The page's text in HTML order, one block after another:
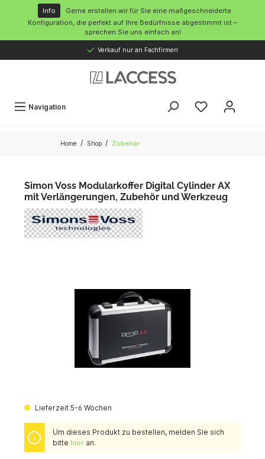
springen
Info
Gerne erstellen wir für Sie eine maßgeschneiderte
Konfiguration, die perfekt auf Ihre Bedürfnisse abgestimmt ist –
sprechen Sie uns einfach an!
Verkauf nur an Fachfirmen
Navigation
Home / Shop / Zubehör
Simon Voss Modularkoffer Digital Cylinder AX
mit Verlängerungen, Zubehör und Werkzeug
Lieferzeit 5-6 Wochen
Um dieses Produkt zu bestellen, melden Sie sich
bitte hieran.